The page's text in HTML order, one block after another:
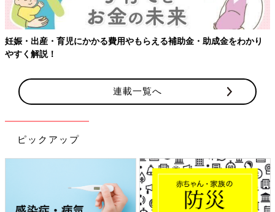
【ワクチン接種できるものも】妊婦の感染症対策、知っておいて！
連載一覧へ
ピックアップ